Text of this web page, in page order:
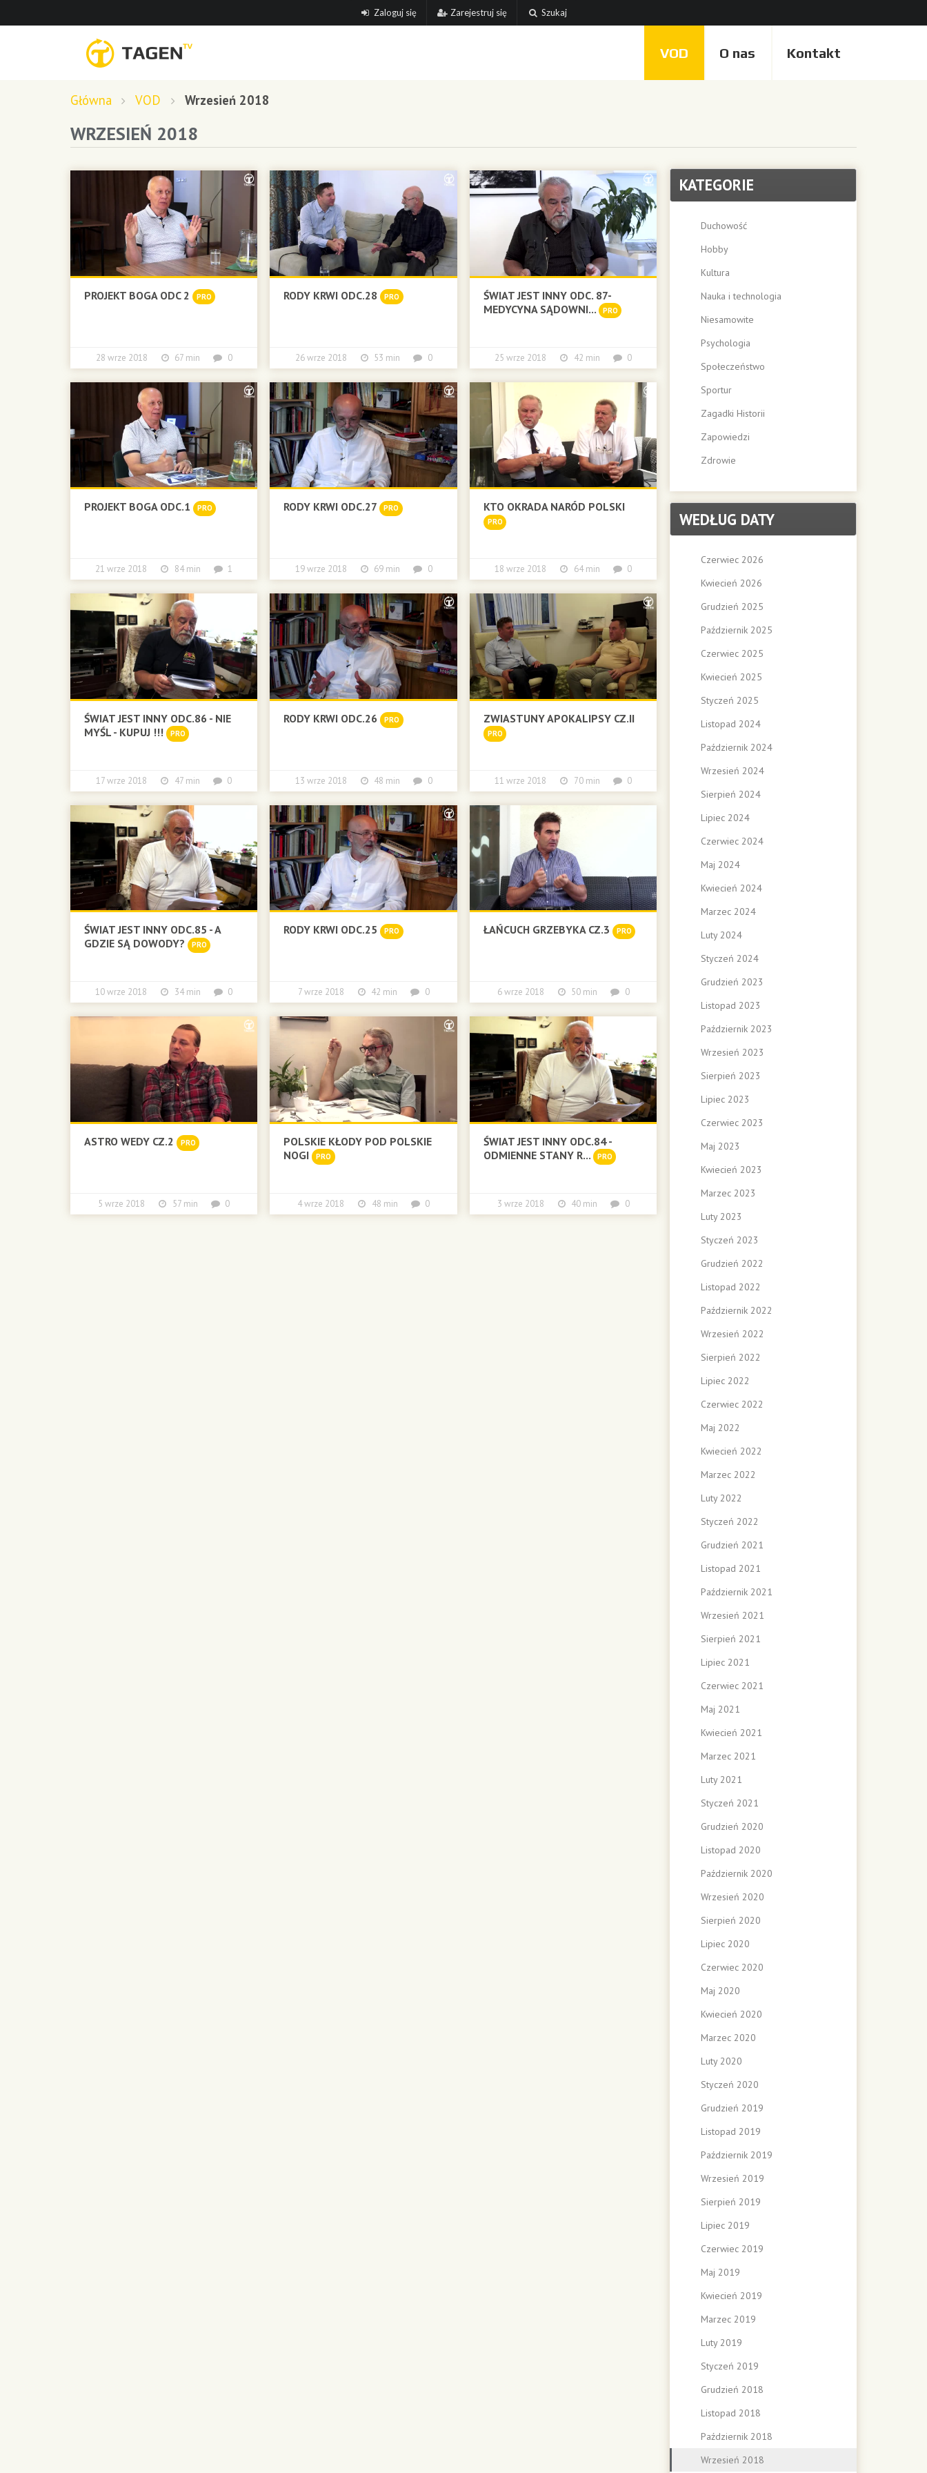
Zaloguj się Zarejestruj się Szukaj
VOD O nas Kontakt
Główna VOD Wrzesień 2018
WRZESIEŃ 2018
PROJEKT BOGA ODC 2 PRO
28 wrze 2018 67 min 0
RODY KRWI ODC.28 PRO
26 wrze 2018 53 min 0
ŚWIAT JEST INNY ODC. 87-
MEDYCYNA SĄDOWNI...
PRO
25 wrze 2018 42 min 0
PROJEKT BOGA ODC.1 PRO
21 wrze 2018 84 min 1
RODY KRWI ODC.27 PRO
19 wrze 2018 69 min 0
KTO OKRADA NARÓD POLSKI
PRO
18 wrze 2018 64 min 0
ŚWIAT JEST INNY ODC.86 - NIE
MYŚL - KUPUJ !!!
PRO
17 wrze 2018 47 min 0
RODY KRWI ODC.26 PRO
13 wrze 2018 48 min 0
ZWIASTUNY APOKALIPSY CZ.II
PRO
11 wrze 2018 70 min 0
ŚWIAT JEST INNY ODC.85 - A
GDZIE SĄ DOWODY?
PRO
10 wrze 2018 34 min 0
RODY KRWI ODC.25 PRO
7 wrze 2018 42 min 0
ŁAŃCUCH GRZEBYKA CZ.3 PRO
6 wrze 2018 50 min 0
ASTRO WEDY CZ.2 PRO
5 wrze 2018 57 min 0
POLSKIE KŁODY POD POLSKIE
NOGI PRO
4 wrze 2018 48 min 0
ŚWIAT JEST INNY ODC.84 -
ODMIENNE STANY R...
PRO
3 wrze 2018 40 min 0
KATEGORIE
Duchowość
Hobby
Kultura
Nauka i technologia
Niesamowite
Psychologia
Społeczeństwo
Sportur
Zagadki Historii
Zapowiedzi
Zdrowie
WEDŁUG DATY
Czerwiec 2026
Kwiecień 2026
Grudzień 2025
Październik 2025
Czerwiec 2025
Kwiecień 2025
Styczeń 2025
Listopad 2024
Październik 2024
Wrzesień 2024
Sierpień 2024
Lipiec 2024
Czerwiec 2024
Maj 2024
Kwiecień 2024
Marzec 2024
Luty 2024
Styczeń 2024
Grudzień 2023
Listopad 2023
Październik 2023
Wrzesień 2023
Sierpień 2023
Lipiec 2023
Czerwiec 2023
Maj 2023
Kwiecień 2023
Marzec 2023
Luty 2023
Styczeń 2023
Grudzień 2022
Listopad 2022
Październik 2022
Wrzesień 2022
Sierpień 2022
Lipiec 2022
Czerwiec 2022
Maj 2022
Kwiecień 2022
Marzec 2022
Luty 2022
Styczeń 2022
Grudzień 2021
Listopad 2021
Październik 2021
Wrzesień 2021
Sierpień 2021
Lipiec 2021
Czerwiec 2021
Maj 2021
Kwiecień 2021
Marzec 2021
Luty 2021
Styczeń 2021
Grudzień 2020
Listopad 2020
Październik 2020
Wrzesień 2020
Sierpień 2020
Lipiec 2020
Czerwiec 2020
Maj 2020
Kwiecień 2020
Marzec 2020
Luty 2020
Styczeń 2020
Grudzień 2019
Listopad 2019
Październik 2019
Wrzesień 2019
Sierpień 2019
Lipiec 2019
Czerwiec 2019
Maj 2019
Kwiecień 2019
Marzec 2019
Luty 2019
Styczeń 2019
Grudzień 2018
Listopad 2018
Październik 2018
Wrzesień 2018